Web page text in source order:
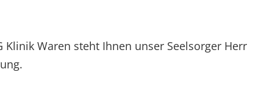
Waren steht Ihnen unser Seelsorger Herr